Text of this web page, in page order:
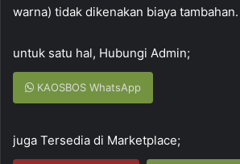
warna) tidak dikenakan biaya tambahan.
untuk satu hal, Hubungi Admin;
KAOSBOS WhatsApp
juga Tersedia di Marketplace;